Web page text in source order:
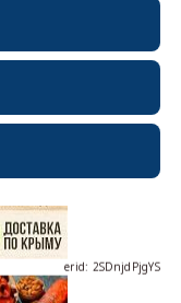
erid: 2SDnjcrDNw6
erid: 2SDnjdPjgYS